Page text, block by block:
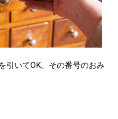
引いてOK。その番号のおみ